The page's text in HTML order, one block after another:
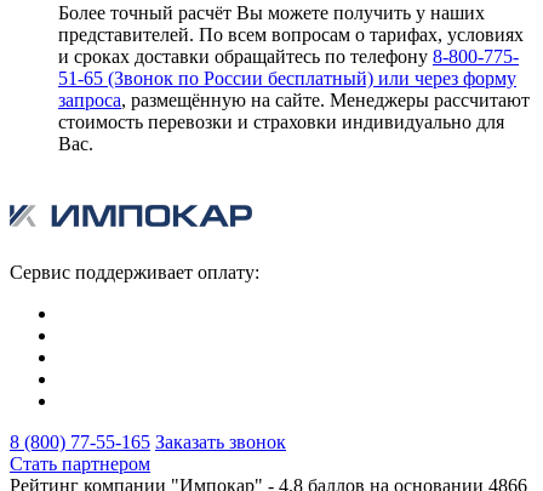
Более точный расчёт Вы можете получить у наших
представителей. По всем вопросам о тарифах, условиях
и сроках доставки обращайтесь по телефону 8-800-775-
51-65 (Звонок по России бесплатный) или через форму
запроса, размещённую на сайте. Менеджеры рассчитают
стоимость перевозки и страховки индивидуально для
Вас.
Сервис поддерживает оплату:
8 (800) 77-55-165 Заказать звонок
Стать партнером
Рейтинг компании "Импокар" - 4.8 баллов на основании 4866